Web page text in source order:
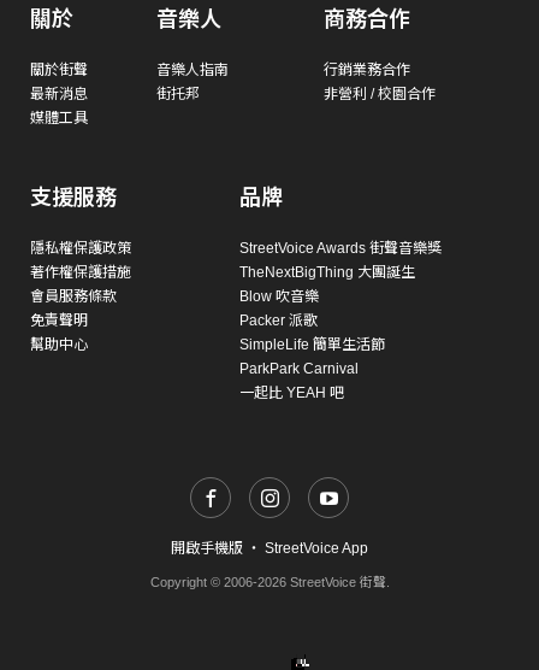
關於
關於街聲
最新消息
媒體工具
音樂人
音樂人指南
街托邦
商務合作
行銷業務合作
非營利 / 校園合作
支援服務
隱私權保護政策
著作權保護措施
會員服務條款
免責聲明
幫助中心
品牌
StreetVoice Awards 街聲音樂獎
TheNextBigThing 大團誕生
Blow 吹音樂
Packer 派歌
SimpleLife 簡單生活節
ParkPark Carnival
一起比 YEAH 吧
開啟手機版 ・ StreetVoice App
Copyright © 2006-2026 StreetVoice 街聲.